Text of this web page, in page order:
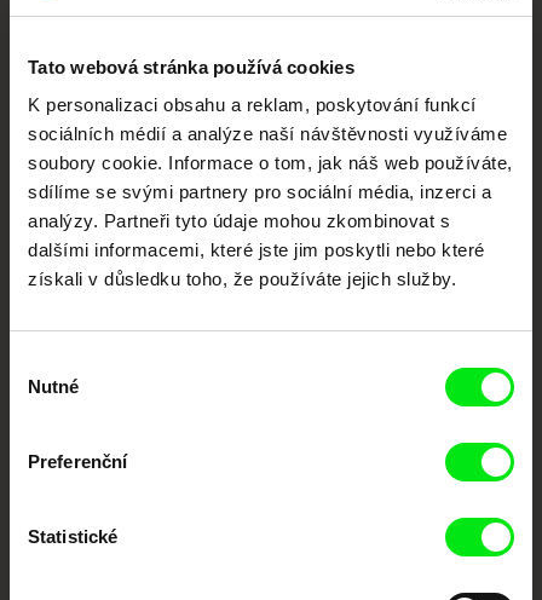
Tato webová stránka používá cookies
K personalizaci obsahu a reklam, poskytování funkcí
sociálních médií a analýze naší návštěvnosti využíváme
soubory cookie. Informace o tom, jak náš web používáte,
sdílíme se svými partnery pro sociální média, inzerci a
analýzy. Partneři tyto údaje mohou zkombinovat s
dalšími informacemi, které jste jim poskytli nebo které
získali v důsledku toho, že používáte jejich služby.
souhlasu
Nutné
Preferenční
Statistické
Vaše online
dokumentární kino
Nové festivalové filmy
každý týden
Portál DAFilms.cz je výsledkem tvůrčí spolupráce 7 klíčových evropských
festivalů dokumentárního filmu sdružených do Doc Alliance. Naším cílem je
posouvat hranice dokumentárního filmu, propagovat jeho rozmanitost a